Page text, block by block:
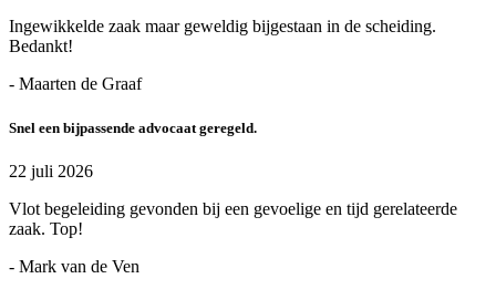
Ingewikkelde zaak maar geweldig bijgestaan in de scheiding.
Bedankt!
- Maarten de Graaf
Snel een bijpassende advocaat geregeld.
22 juli 2026
Vlot begeleiding gevonden bij een gevoelige en tijd gerelateerde
zaak. Top!
- Mark van de Ven